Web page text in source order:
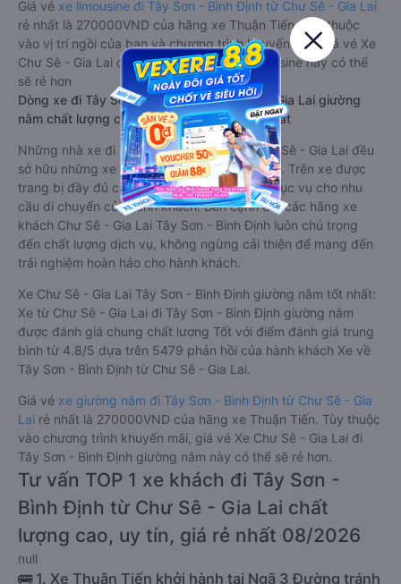
Giá vé xe limousine đi Tây Sơn - Bình Định từ Chư Sê - Gia Lai
rẻ nhất là 270000VND của hãng xe Thuận Tiến. Tùy thuộc
vào vị trí ngồi của bạn và chương trình khuyến mãi, giá vé Xe
Chư Sê - Gia Lai đi Tây Sơn - Bình Định limousine này có thể
sẽ rẻ hơn
Dòng xe đi Tây Sơn - Bình Định từ Chư Sê - Gia Lai giường
nằm chất lượng cao: Thoải mái, giá cả tốt nhất
Những nhà xe đi Tây Sơn - Bình Định từ Chư Sê - Gia Lai đều
sở hữu những xe giường nằm chất lượng cao. Trên xe được
trang bị đầy đủ các trang thiết bị hiện đại phục vụ cho nhu
cầu di chuyển của hành khách. Bên cạnh đó, các hãng xe
khách Chư Sê - Gia Lai Tây Sơn - Bình Định luôn chú trọng
đến chất lượng dịch vụ, không ngừng cải thiện để mang đến
trải nghiệm hoàn hảo cho hành khách.
Xe Chư Sê - Gia Lai Tây Sơn - Bình Định giường nằm tốt nhất:
Xe từ Chư Sê - Gia Lai đi Tây Sơn - Bình Định giường nằm
được đánh giá chung chất lượng Tốt với điểm đánh giá trung
bình từ 4.8/5 dựa trên 5479 phản hồi của hành khách Xe về
Tây Sơn - Bình Định từ Chư Sê - Gia Lai.
Giá vé xe giường nằm đi Tây Sơn - Bình Định từ Chư Sê - Gia
Lai rẻ nhất là 270000VND của hãng xe Thuận Tiến. Tùy thuộc
vào chương trình khuyến mãi, giá vé Xe Chư Sê - Gia Lai đi
Tây Sơn - Bình Định giường nằm này có thể sẽ rẻ hơn.
Tư vấn TOP 1 xe khách đi Tây Sơn -
Bình Định từ Chư Sê - Gia Lai chất
lượng cao, uy tín, giá rẻ nhất 08/2026
null
🚌 1. Xe Thuận Tiến khởi hành tại Ngã 3 Đường tránh